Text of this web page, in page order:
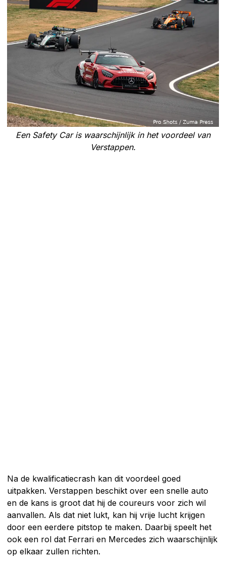
Een Safety Car is waarschijnlijk in het voordeel van
Verstappen.
Na de kwalificatiecrash kan dit voordeel goed
uitpakken. Verstappen beschikt over een snelle auto
en de kans is groot dat hij de coureurs voor zich wil
aanvallen. Als dat niet lukt, kan hij vrije lucht krijgen
door een eerdere pitstop te maken. Daarbij speelt het
ook een rol dat Ferrari en Mercedes zich waarschijnlijk
op elkaar zullen richten.